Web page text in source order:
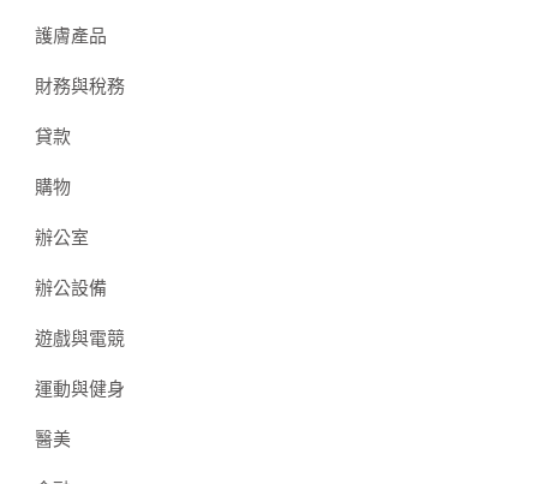
護膚產品
財務與稅務
貸款
購物
辦公室
辦公設備
遊戲與電競
運動與健身
醫美